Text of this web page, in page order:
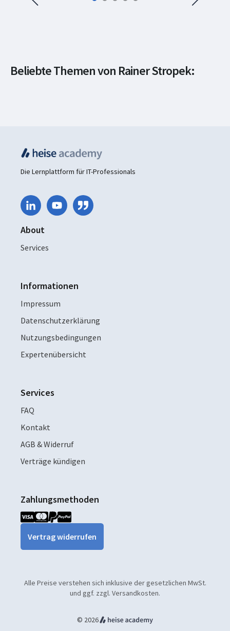
Beliebte Themen von Rainer Stropek:
Softwareentwicklung
Intelligenz & Data
Science
Künstliche
Die Lernplattform für IT-Professionals
About
Services
Informationen
Impressum
Datenschutzerklärung
Nutzungsbedingungen
Expertenübersicht
Services
FAQ
Kontakt
AGB & Widerruf
Verträge kündigen
Zahlungsmethoden
Vertrag widerrufen
© 2026
Alle Preise verstehen sich inklusive der gesetzlichen MwSt.
und ggf. zzgl. Versandkosten.